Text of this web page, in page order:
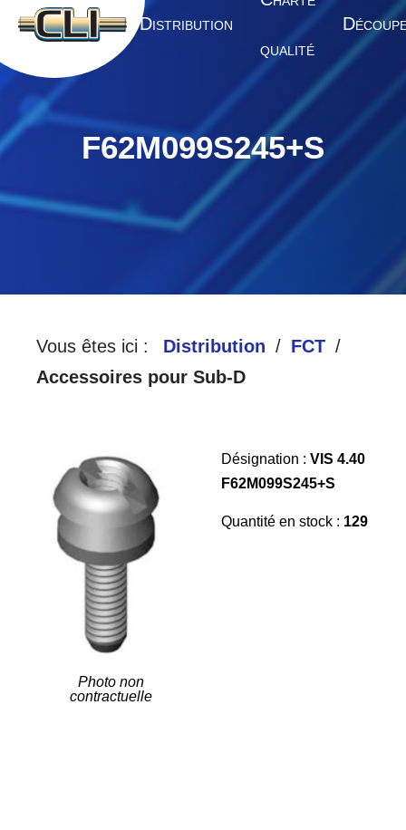
A CCUEIL DISTRIBUTION
QUALITÉ
D
F62M099S245+S
Vous êtes ici : Distribution
FCT
Accessoires pour Sub-D
Photo non
contractuelle
Désignation : VIS 4.40
F62M099S245+S
Quantité en stock : 129